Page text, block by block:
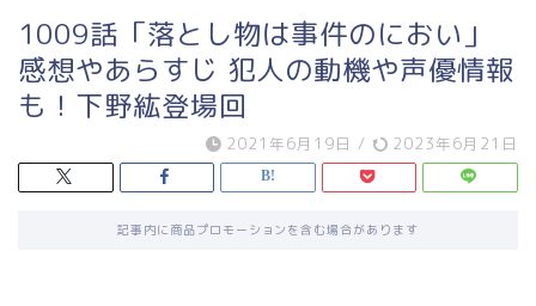
1009話「落とし物は事件のにおい」
感想やあらすじ 犯人の動機や声優情報
も！下野紘登場回
2021年6月19日 / 2023年6月21日
記事内に商品プロモーションを含む場合があります